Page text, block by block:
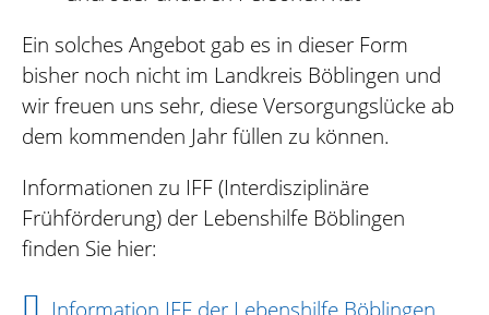
Ein solches Angebot gab es in dieser Form
bisher noch nicht im Landkreis Böblingen und
wir freuen uns sehr, diese Versorgungslücke ab
dem kommenden Jahr füllen zu können.
Informationen zu IFF (Interdisziplinäre
Frühförderung) der Lebenshilfe Böblingen
finden Sie hier:
Information IFF der Lebenshilfe Böblingen